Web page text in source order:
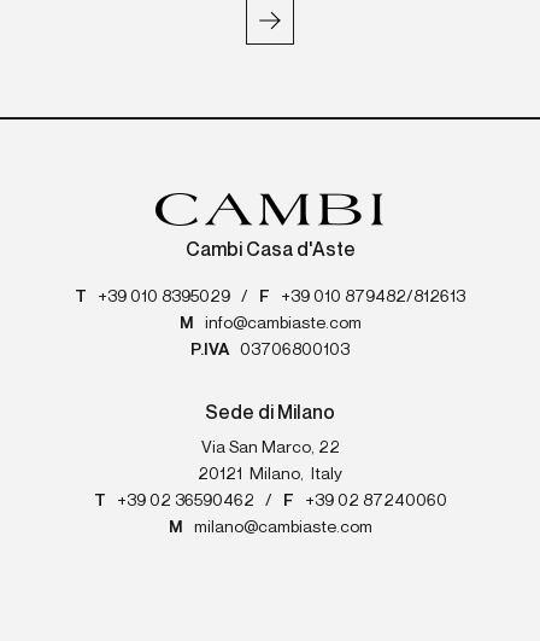
Cambi Casa d'Aste
T +39 010 8395029 / F
+39 010 879482/812613
M
info@cambiaste.com
P.IVA
03706800103
Sede di Milano
Via San Marco, 22
20121
Milano
Italy
T
+39 02 36590462 / F
+39 02 87240060
M
milano@cambiaste.com